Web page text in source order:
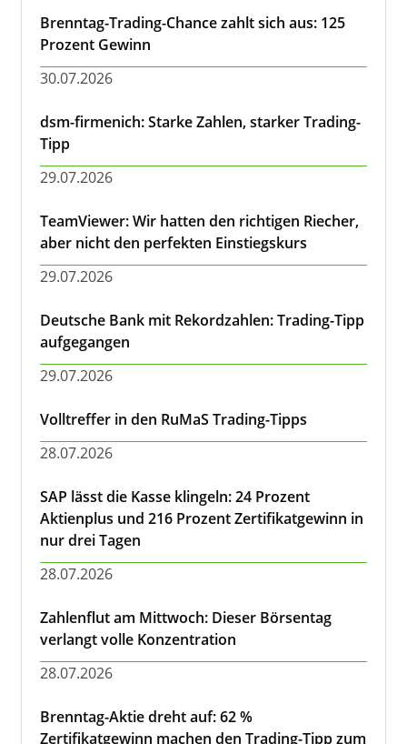
Brenntag-Trading-Chance zahlt sich aus: 125
Prozent Gewinn
30.07.2026
dsm-firmenich: Starke Zahlen, starker Trading-
Tipp
29.07.2026
TeamViewer: Wir hatten den richtigen Riecher,
aber nicht den perfekten Einstiegskurs
29.07.2026
Deutsche Bank mit Rekordzahlen: Trading-Tipp
aufgegangen
29.07.2026
Volltreffer in den RuMaS Trading-Tipps
28.07.2026
SAP lässt die Kasse klingeln: 24 Prozent
Aktienplus und 216 Prozent Zertifikatgewinn in
nur drei Tagen
28.07.2026
Zahlenflut am Mittwoch: Dieser Börsentag
verlangt volle Konzentration
28.07.2026
Brenntag-Aktie dreht auf: 62 %
Zertifikatgewinn machen den Trading-Tipp zum